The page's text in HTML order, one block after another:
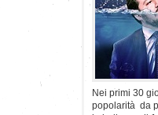
Nei primi 30
popolarità da